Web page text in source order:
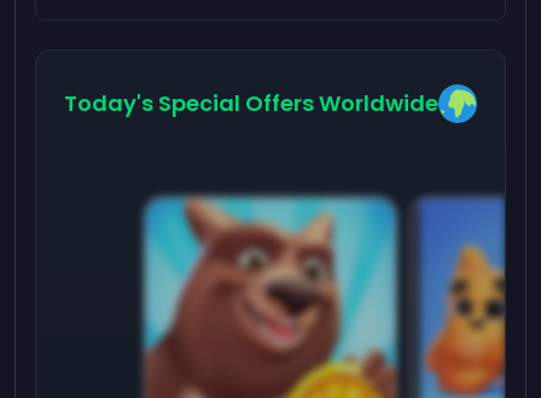
Today's Special Offers Worldwide